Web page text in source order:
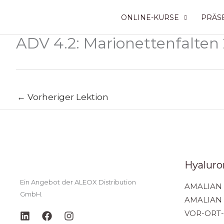
springen
ONLINE-KURSE
ADV 4.2: Marionettenfalten
← Vorheriger Lektion
Ein Angebot der ALEOX Distribution
GmbH.
AMALIAN
AMALIAN
VOR-